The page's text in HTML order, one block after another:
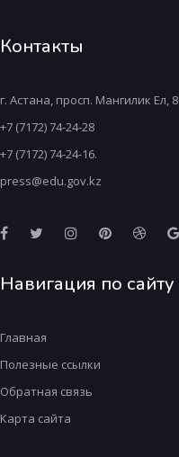
Контакты
г. Астана, просп. Мангилик Ел, 8
+7 (7172) 74-24-28
+7 (7172) 74-24-16.
press@edu.gov.kz
Навигация по сайту
Главная
Полезные ссылки
Обратная связь
Карта сайта